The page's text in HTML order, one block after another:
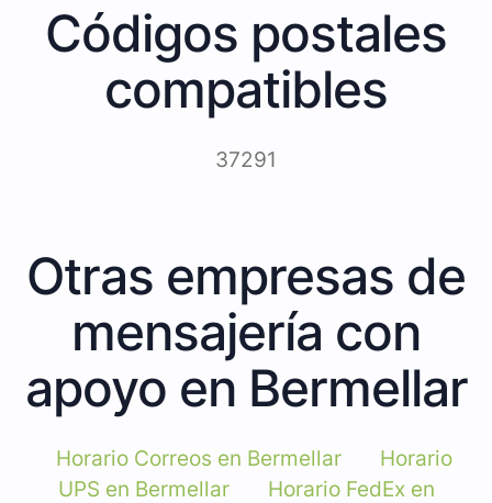
Códigos postales
compatibles
37291
Otras empresas de
mensajería con
apoyo en Bermellar
Horario Correos en Bermellar
Horario
UPS en Bermellar
Horario FedEx en